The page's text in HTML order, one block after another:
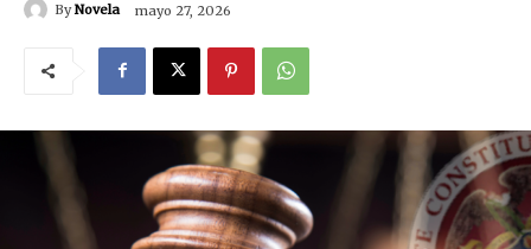
By Novela mayo 27, 2026